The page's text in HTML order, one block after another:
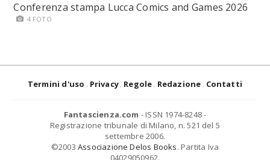
Conferenza stampa Lucca Comics and Games 2026
4 FOTO
Termini d'uso Privacy Regole Redazione Contatti
Fantascienza.com - ISSN 1974-8248 -
Registrazione tribunale di Milano, n. 521 del 5
settembre 2006.
©2003 Associazione Delos Books. Partita Iva
04029050962.